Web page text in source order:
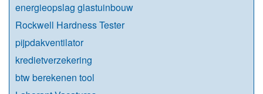
energieopslag glastuinbouw
Rockwell Hardness Tester
pijpdakventilator
kredietverzekering
btw berekenen tool